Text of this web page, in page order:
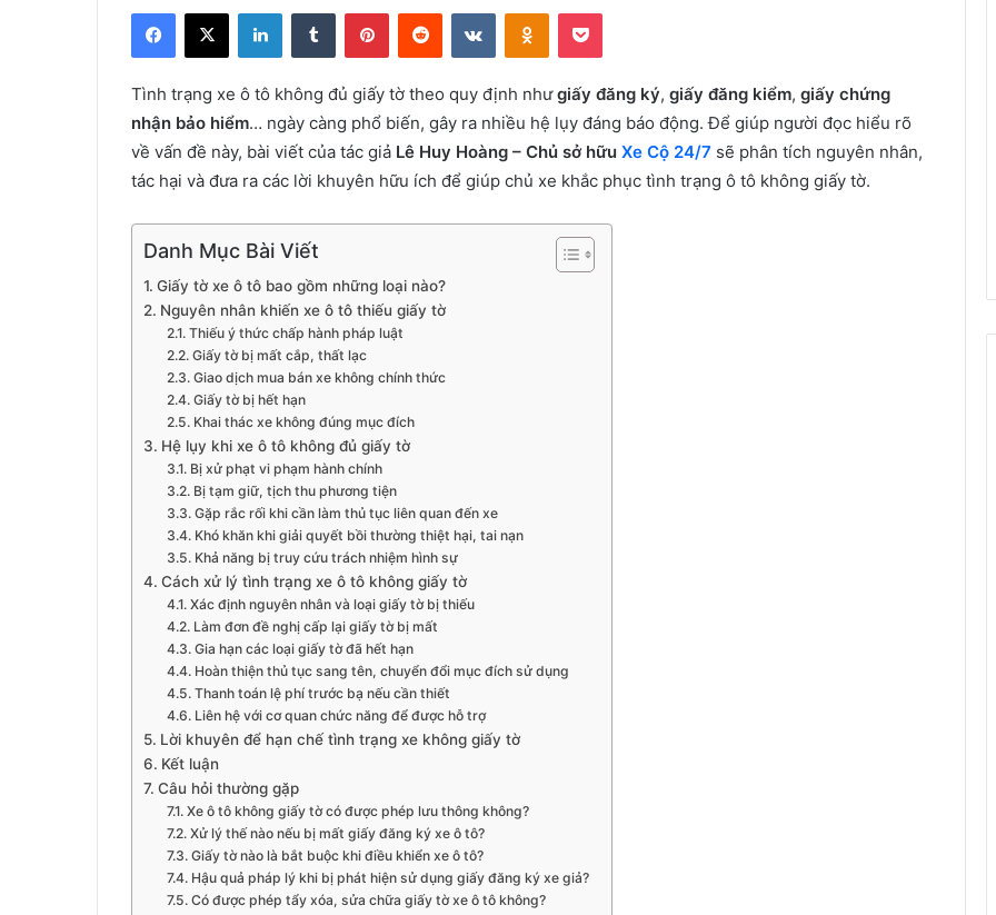
Facebook
X LinkedInTumblr PinterestReddit VKontakteOdnoklassniki
Pocket
Tình trạng xe ô tô không đủ giấy tờ theo quy định nhưgiấy đăng ký, giấy đăng kiểm, giấy chứng
nhận bảo hiểm… ngày càng phổ biến, gây ra nhiều hệ lụy đáng báo động. Để giúp người đọc hiểu rõ
về vấn đề này, bài viết của tác giả Lê Huy Hoàng – Chủ sở hữu Xe Cộ 24/7 sẽ phân tích nguyên nhân,
tác hại và đưa ra các lời khuyên hữu ích để giúp chủ xe khắc phục tình trạng ô tô không giấy tờ.
Danh Mục Bài Viết
Giấy tờ xe ô tô bao gồm những loại nào?
Nguyên nhân khiến xe ô tô thiếu giấy tờ
Thiếu ý thức chấp hành pháp luật
Giấy tờ bị mất cắp, thất lạc
Giao dịch mua bán xe không chính thức
Giấy tờ bị hết hạn
Khai thác xe không đúng mục đích
Hệ lụy khi xe ô tô không đủ giấy tờ
Bị xử phạt vi phạm hành chính
Bị tạm giữ, tịch thu phương tiện
Gặp rắc rối khi cần làm thủ tục liên quan đến xe
Khó khăn khi giải quyết bồi thường thiệt hại, tai nạn
Khả năng bị truy cứu trách nhiệm hình sự
Cách xử lý tình trạng xe ô tô không giấy tờ
Xác định nguyên nhân và loại giấy tờ bị thiếu
Làm đơn đề nghị cấp lại giấy tờ bị mất
Gia hạn các loại giấy tờ đã hết hạn
Hoàn thiện thủ tục sang tên, chuyển đổi mục đích sử dụng
Thanh toán lệ phí trước bạ nếu cần thiết
Liên hệ với cơ quan chức năng để được hỗ trợ
Lời khuyên để hạn chế tình trạng xe không giấy tờ
Kết luận
Câu hỏi thường gặp
Xe ô tô không giấy tờ có được phép lưu thông không?
Xử lý thế nào nếu bị mất giấy đăng ký xe ô tô?
Giấy tờ nào là bắt buộc khi điều khiển xe ô tô?
Hậu quả pháp lý khi bị phát hiện sử dụng giấy đăng ký xe giả?
Có được phép tẩy xóa, sửa chữa giấy tờ xe ô tô không?